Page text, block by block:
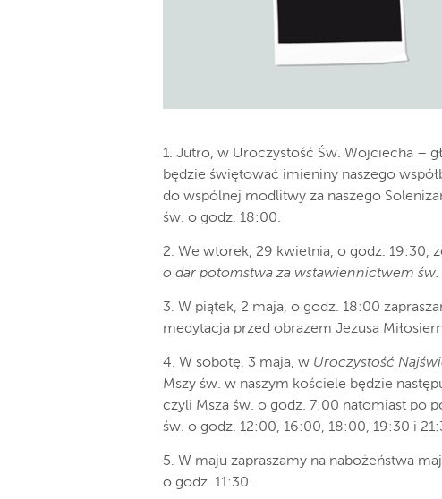
1. Jutro, w Uroczystość Św. Wojciecha –
będzie świętować imieniny naszego
do wspólnej modlitwy za naszego
św. o godz. 18:00.
2. We wtorek, 29 kwietnia, o godz. 19:30,
o dar potomstwa za wstawiennictwem
3. W piątek, 2 maja, o godz. 18:00
medytacja przed obrazem Jezusa
4. W sobotę, 3 maja, w Uroczystość
Mszy św. w naszym kościele będzie
czyli Msza św. o godz. 7:00 natomiast po
św. o godz. 12:00, 16:00, 18:00, 19:30 i
5. W maju zapraszamy na nabożeństwa
o godz. 11:30.